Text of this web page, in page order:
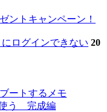
ントキャンペーン！
にログインできない 20
ートするメモ
使う 完成編